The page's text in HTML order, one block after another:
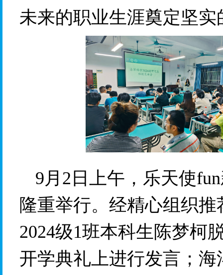
未来的职业生涯奠定坚实
9月2日 上午，乐天使
隆重举行。经精心组织推
2024级1班本科生陈梦柯
开学典礼上进行发言；海